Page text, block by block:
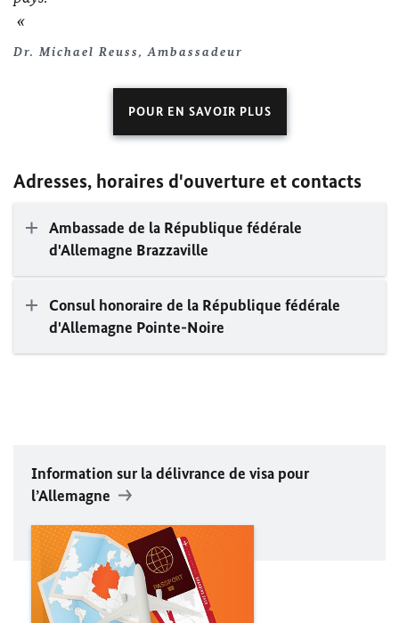
Dr. Michael Reuss, Ambassadeur
POUR EN SAVOIR PLUS
Adresses, horaires d'ouverture et contacts
Ambassade de la République fédérale
d'Allemagne Brazzaville
Consul honoraire de la République fédérale
d'Allemagne Pointe-Noire
Information sur la délivrance de visa pour
l’Allemagne